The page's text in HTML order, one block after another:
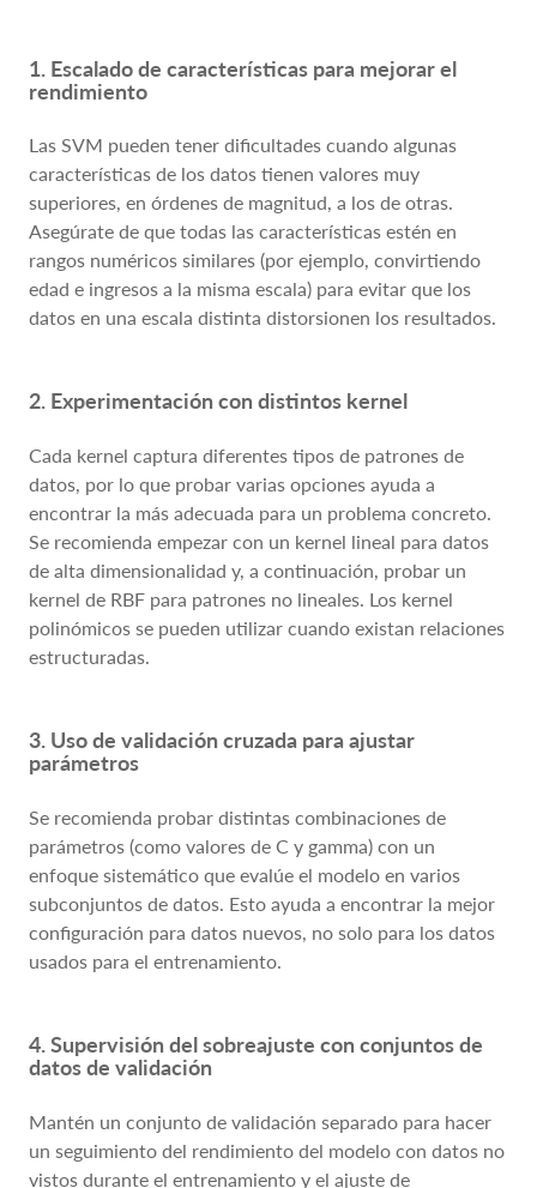
1. Escalado de características para mejorar el
rendimiento
Las SVM pueden tener dificultades cuando algunas
características de los datos tienen valores muy
superiores, en órdenes de magnitud, a los de otras.
Asegúrate de que todas las características estén en
rangos numéricos similares (por ejemplo, convirtiendo
edad e ingresos a la misma escala) para evitar que los
datos en una escala distinta distorsionen los resultados.
2. Experimentación con distintos kernel
Cada kernel captura diferentes tipos de patrones de
datos, por lo que probar varias opciones ayuda a
encontrar la más adecuada para un problema concreto.
Se recomienda empezar con un kernel lineal para datos
de alta dimensionalidad y, a continuación, probar un
kernel de RBF para patrones no lineales. Los kernel
polinómicos se pueden utilizar cuando existan relaciones
estructuradas.
3. Uso de validación cruzada para ajustar
parámetros
Se recomienda probar distintas combinaciones de
parámetros (como valores de C y gamma) con un
enfoque sistemático que evalúe el modelo en varios
subconjuntos de datos. Esto ayuda a encontrar la mejor
configuración para datos nuevos, no solo para los datos
usados para el entrenamiento.
4. Supervisión del sobreajuste con conjuntos de
datos de validación
Mantén un conjunto de validación separado para hacer
un seguimiento del rendimiento del modelo con datos no
vistos durante el entrenamiento y el ajuste de